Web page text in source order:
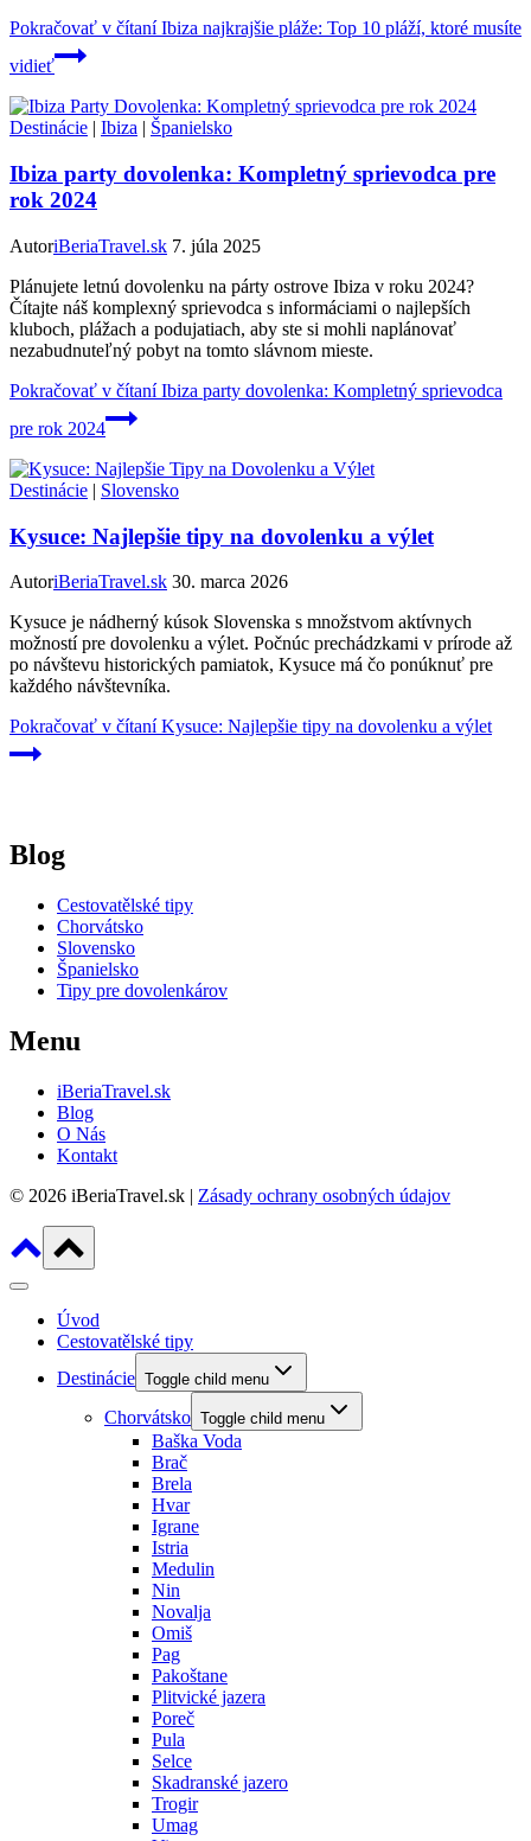
Pokračovať v čítaníIbiza najkrajšie pláže: Top 10 pláží, ktoré musíte
vidieť
Destinácie | Ibiza | Španielsko
Ibiza party dovolenka: Kompletný sprievodca pre
rok 2024
AutoriBeriaTravel.sk 7. júla 2025
Plánujete letnú dovolenku na párty ostrove Ibiza v roku 2024?
Čítajte náš komplexný sprievodca s informáciami o najlepších
kluboch, plážach a podujatiach, aby ste si mohli naplánovať
nezabudnuteľný pobyt na tomto slávnom mieste.
Pokračovať v čítaníIbiza party dovolenka: Kompletný sprievodca
pre rok 2024
Destinácie | Slovensko
Kysuce: Najlepšie tipy na dovolenku a výlet
AutoriBeriaTravel.sk 30. marca 2026
Kysuce je nádherný kúsok Slovenska s množstvom aktívnych
možností pre dovolenku a výlet. Počnúc prechádzkami v prírode až
po návštevu historických pamiatok, Kysuce má čo ponúknuť pre
každého návštevníka.
Pokračovať v čítaníKysuce: Najlepšie tipy na dovolenku a výlet
Blog
Cestovatělské tipy
Chorvátsko
Slovensko
Španielsko
Tipy pre dovolenkárov
Menu
iBeriaTravel.sk
Blog
O Nás
Kontakt
© 2026 iBeriaTravel.sk | Zásady ochrany osobných údajov
Úvod
Cestovatělské tipy
Destinácie Toggle child menu
Chorvátsko Toggle child menu
Baška Voda
Brač
Brela
Hvar
Igrane
Istria
Medulin
Nin
Novalja
Omiš
Pag
Pakoštane
Plitvické jazera
Poreč
Pula
Selce
Skadranské jazero
Trogir
Umag